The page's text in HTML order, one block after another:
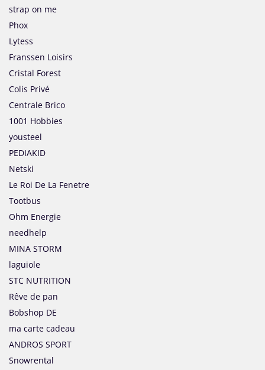
strap on me
Phox
Lytess
Franssen Loisirs
Cristal Forest
Colis Privé
Centrale Brico
1001 Hobbies
yousteel
PEDIAKID
Netski
Le Roi De La Fenetre
Tootbus
Ohm Energie
needhelp
MINA STORM
laguiole
STC NUTRITION
Rêve de pan
Bobshop DE
ma carte cadeau
ANDROS SPORT
Snowrental